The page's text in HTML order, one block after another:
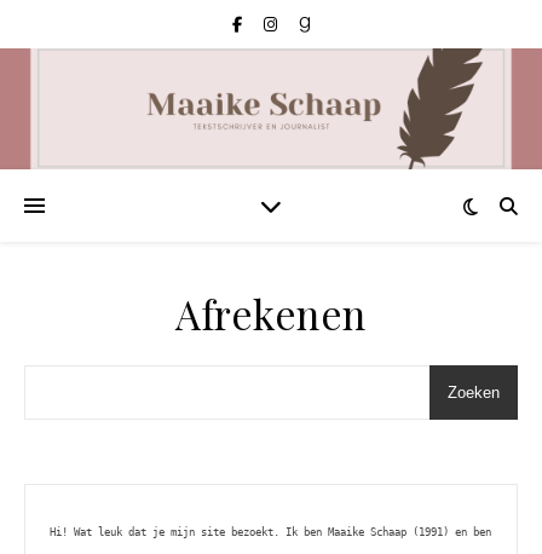
Afrekenen
Zoeken
Hi! Wat leuk dat je mijn site bezoekt. Ik ben Maaike Schaap (1991) en ben